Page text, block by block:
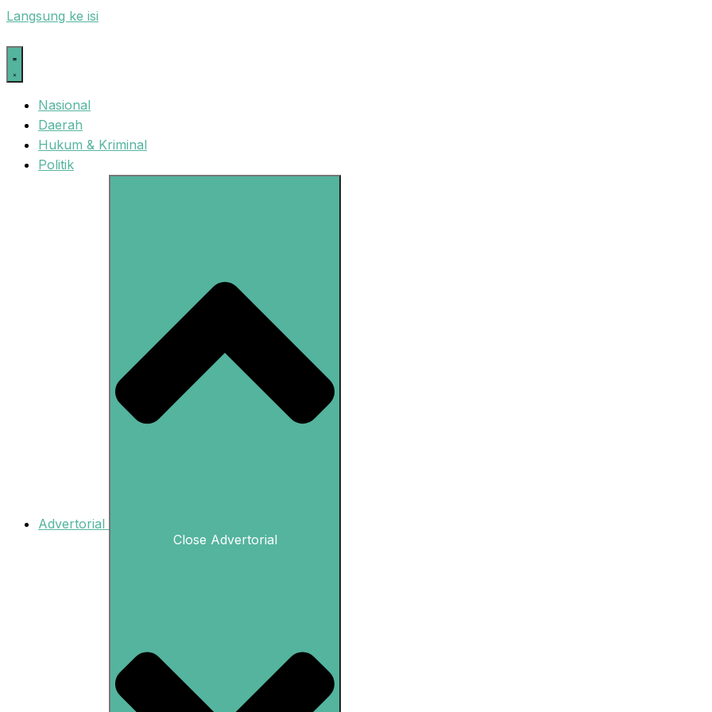
Langsung ke isi
Nasional
Daerah
Hukum & Kriminal
Politik
Advertorial
Close Advertorial